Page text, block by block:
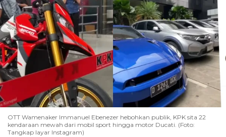
OTT Wamenaker Immanuel Ebenezer hebohkan publik, KPK sita 22
kendaraan mewah dari mobil sport hingga motor Ducati. (Foto:
Tangkap layar Instagram)